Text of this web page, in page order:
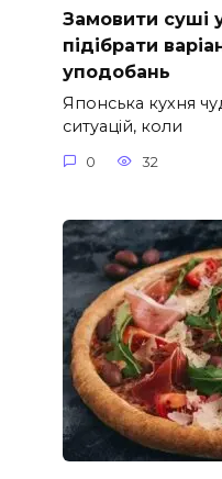
Замовити суші
підібрати
уподобань
Японська кухня
ситуацій, коли
0 32